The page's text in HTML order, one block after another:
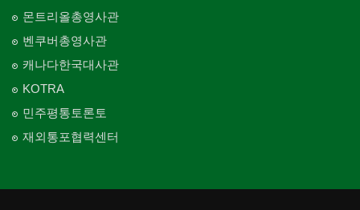
몬트리올총영사관
벤쿠버총영사관
캐나다한국대사관
KOTRA
민주평통토론토
재외통포협력센터